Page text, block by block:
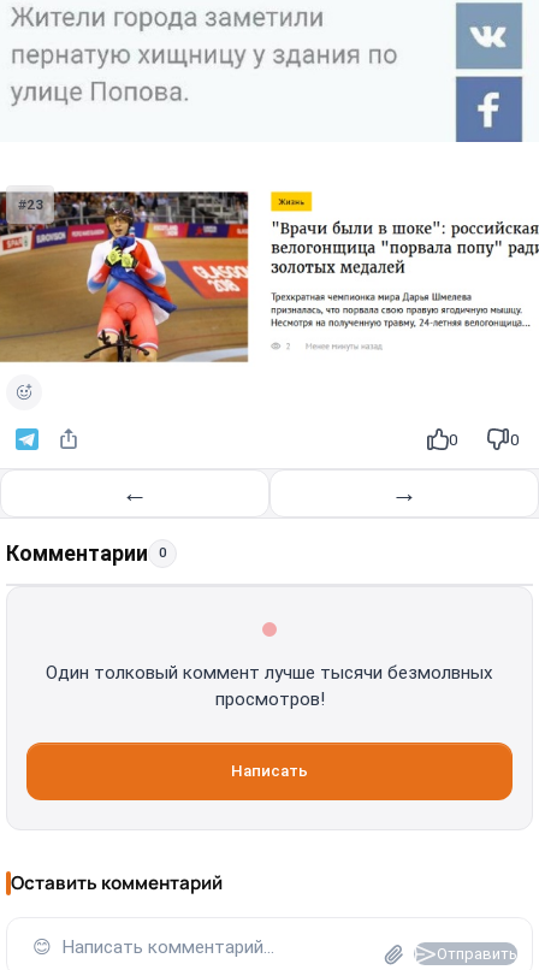
#23
0 0
← →
Комментарии 0
Один толковый коммент лучше тысячи безмолвных
просмотров!
Написать
Оставить комментарий
😊 Написать комментарий... Отправить